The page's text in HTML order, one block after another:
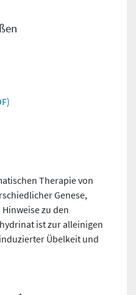
Therapie von
Genese,
zu den
ist zur alleinigen
Übelkeit und